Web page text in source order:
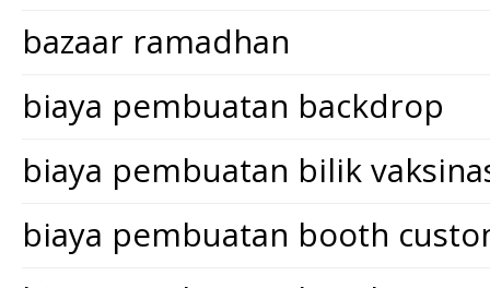
bazaar ramadhan
biaya pembuatan backdrop
biaya pembuatan bilik
biaya pembuatan booth